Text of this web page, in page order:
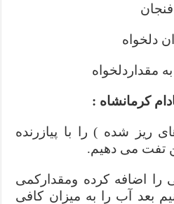
دلخواه
مقداردلخواه
کرمانشاه :
ریز شده ) را با پیازرنده
تفت می دهیم.
اضافه کرده ومقدارکمی
بعد آب را به میزان کافی